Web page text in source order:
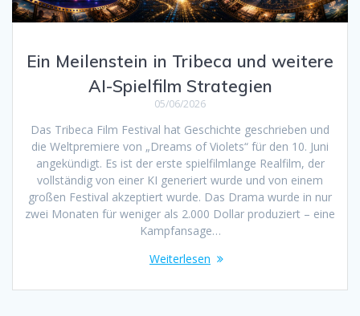
Ein Meilenstein in Tribeca und weitere
AI-Spielfilm Strategien
05/06/2026
Das Tribeca Film Festival hat Geschichte geschrieben und
die Weltpremiere von „Dreams of Violets“ für den 10. Juni
angekündigt. Es ist der erste spielfilmlange Realfilm, der
vollständig von einer KI generiert wurde und von einem
großen Festival akzeptiert wurde. Das Drama wurde in nur
zwei Monaten für weniger als 2.000 Dollar produziert – eine
Kampfansage…
Weiterlesen